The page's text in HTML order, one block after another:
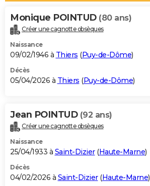
Alimentation
Guide de la santé
Maladies
Médicaments
Sommeil
VOYAGE
Destinations
City break
Voyage nature
Voyage de noces
Forum
Climat
+PHOTO
GUIDES D'ACHAT
BONS PLANS
Carte de Noël
Carte Bonne année
Carte Saint-Valentin
Carte Pâques
Carte d'anniversaire
DICTIONNAIRE
Dictionnaire
Biographies
Citations
Expressions
Proverbes
PROGRAMME TV
S'inscrire
Se connecter
Lycées
Collèges
Primaires
Universités
Entreprises
Service militaire
Avis de recherche
AVIS DE DÉCÈS
Monique POINTUD (80 ans)
Créer une cagnotte obsèques
Naissance
09/02/1946 à Thiers (Puy-de-Dôme)
Décès
05/04/2026 à Thiers (Puy-de-Dôme)
Jean POINTUD (92 ans)
Créer une cagnotte obsèques
Naissance
25/04/1933 à Saint-Dizier(Haute-Marne)
Décès
04/02/2026 à Saint-Dizier(Haute-Marne)